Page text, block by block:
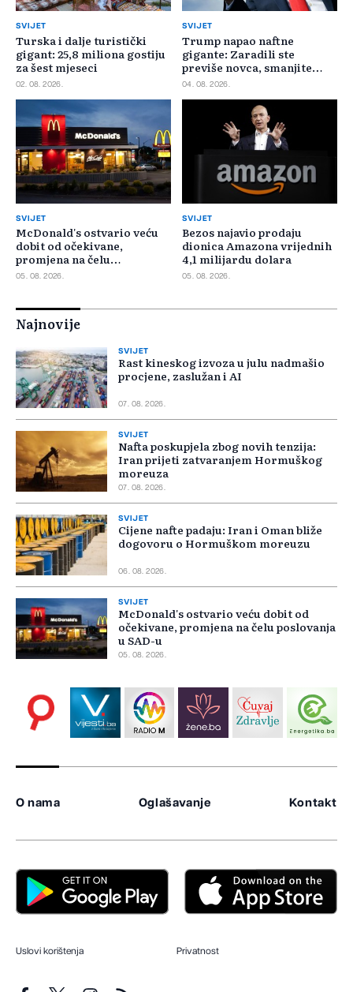
SVIJET
Turska i dalje turistički
gigant: 25,8 miliona gostiju
za šest mjeseci
02. 08. 2026.
SVIJET
Trump napao naftne
gigante: Zaradili ste
previše novca, smanjite
cijene
04. 08. 2026.
SVIJET
McDonald's ostvario veću
dobit od očekivane,
promjena na čelu
poslovanja u SAD-u
05. 08. 2026.
SVIJET
Bezos najavio prodaju
dionica Amazona vrijednih
4,1 milijardu dolara
05. 08. 2026.
Najnovije
SVIJET
Rast kineskog izvoza u julu nadmašio
procjene, zaslužan i AI
07. 08. 2026.
SVIJET
Nafta poskupjela zbog novih tenzija:
Iran prijeti zatvaranjem Hormuškog
moreuza
07. 08. 2026.
SVIJET
Cijene nafte padaju: Iran i Oman bliže
dogovoru o Hormuškom moreuzu
06. 08. 2026.
SVIJET
McDonald's ostvario veću dobit od
očekivane, promjena na čelu poslovanja
u SAD-u
05. 08. 2026.
O nama Oglašavanje Kontakt
Uslovi korištenja Privatnost